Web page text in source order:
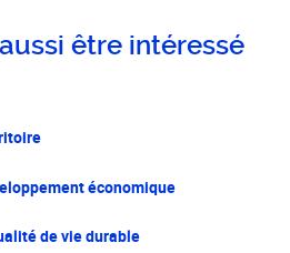
être intéressé
économique
de vie durable